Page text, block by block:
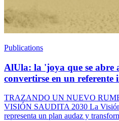
Publications
AlUla: la 'joya que se abre
convertirse en un referente
TRAZANDO UN NUEVO
VISIÓN SAUDITA 2030 La
representa un plan audaz y